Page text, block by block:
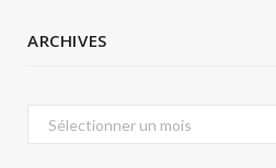
ARCHIVES
Archives